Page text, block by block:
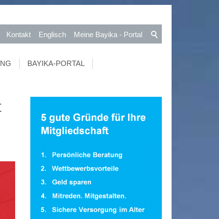
Kontakt Englisch Meine Bayika - Portal
BAYIKA-PORTAL